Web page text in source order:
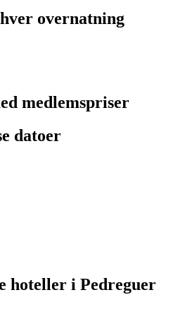
overnatning
medlemspriser
datoer
hoteller i Pedreguer